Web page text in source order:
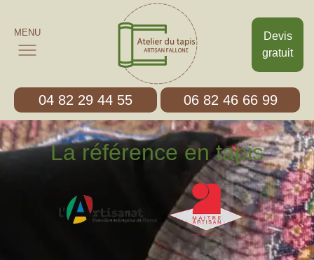
Devis
gratuit
MENU
04 82 29 44 55 06 82 46 66 99
La référence en tapis